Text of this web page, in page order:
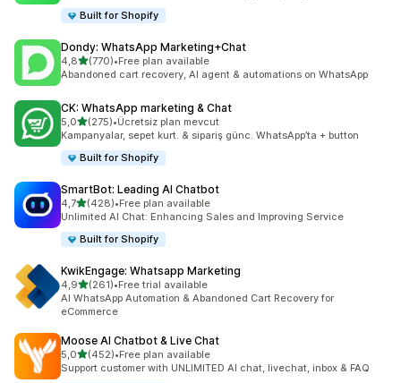
Built for Shopify
Dondy: WhatsApp Marketing+Chat
4,85 yıldız üzerinden
(770)
toplam 770 değerlendirme
•Free plan available
Abandoned cart recovery, AI agent & automations on WhatsApp
CK: WhatsApp marketing & Chat
5,05 yıldız üzerinden
(275)
toplam 275 değerlendirme
•Ücretsiz plan mevcut
Kampanyalar, sepet kurt. & sipariş günc. WhatsApp’ta + button
Built for Shopify
SmartBot: Leading AI Chatbot
4,75 yıldız üzerinden
(428)
toplam 428 değerlendirme
•Free plan available
Unlimited AI Chat: Enhancing Sales and Improving Service
Built for Shopify
KwikEngage: Whatsapp Marketing
4,95 yıldız üzerinden
(261)
toplam 261 değerlendirme
•Free trial available
AI WhatsApp Automation & Abandoned Cart Recovery for
eCommerce
Moose AI Chatbot & Live Chat
5,05 yıldız üzerinden
(452)
toplam 452 değerlendirme
•Free plan available
Support customer with UNLIMITED AI chat, livechat, inbox & FAQ